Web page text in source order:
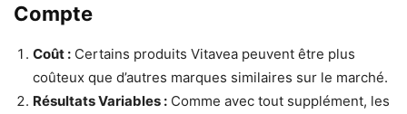
Compte
Coût : Certains produits Vitavea peuvent être plus
coûteux que d’autres marques similaires sur le marché.
Résultats Variables : Comme avec tout supplément, les